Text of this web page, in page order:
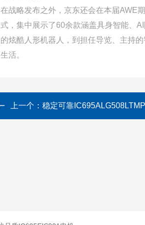
在战略发布之外，京东还会在本届AWE
式，集中展示了60余款涵盖具身智能、
的炫酷人形机器人，到担任导览、主持
生活。
上一个： 稳定可靠